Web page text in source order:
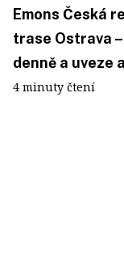
Emons Česká
trase Ostrava
denně a uveze
4 minuty čtení